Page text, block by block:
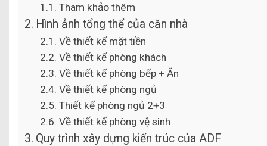
Tham khảo thêm
Hình ảnh tổng thể của căn nhà
Về thiết kế mặt tiền
Về thiết kế phòng khách
Về thiết kế phòng bếp + Ăn
Về thiết kế phòng ngủ
Thiết kế phòng ngủ 2+3
Về thiết kế phòng vệ sinh
Quy trình xây dựng kiến trúc của ADF